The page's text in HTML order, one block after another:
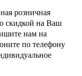
розничная
скидкой на Ваш
нам на
по телефону